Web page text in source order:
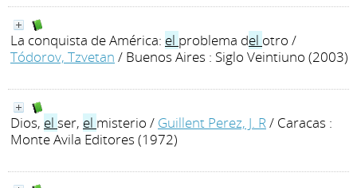
La conquista de América: el problema del otro /
Tódorov, Tzvetan / Buenos Aires : Siglo Veintiuno (2003)
Dios, el ser, el misterio / Guillent Perez, J. R/ Caracas :
Monte Avila Editores (1972)